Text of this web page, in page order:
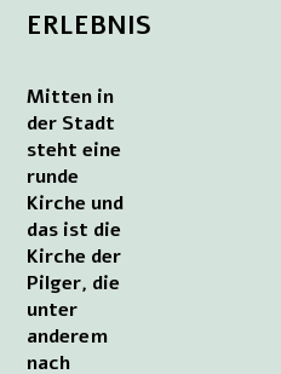
ERLEBNIS
Mitten in
der Stadt
steht eine
runde
Kirche und
das ist die
Kirche der
Pilger, die
unter
anderem
nach